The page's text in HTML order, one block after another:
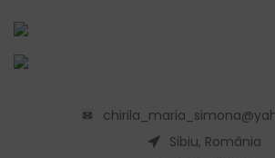
Sibiu, România